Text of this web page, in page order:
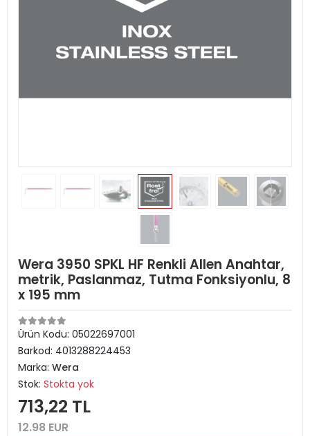
Wera 3950 SPKL HF Renkli Allen Anahtar,
metrik, Paslanmaz, Tutma Fonksiyonlu, 8
x 195 mm
Ürün Kodu: 05022697001
Barkod: 4013288224453
Marka: Wera
Stok: Stokta yok
713,22 TL
12.98 EUR